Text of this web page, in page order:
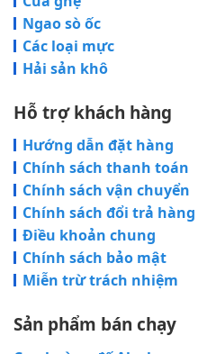
Ngao sò ốc
Các loại mực
Hải sản khô
Hỗ trợ khách hàng
Hướng dẫn đặt hàng
Chính sách thanh toán
Chính sách vận chuyển
Chính sách đổi trả hàng
Điều khoản chung
Chính sách bảo mật
Miễn trừ trách nhiệm
Sản phẩm bán chạy